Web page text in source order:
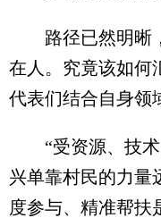
路径已然明晰，
在人。究竟该如何
代表们结合自身领
“受资源、技术
兴单靠村民的力量
度参与、精准帮扶